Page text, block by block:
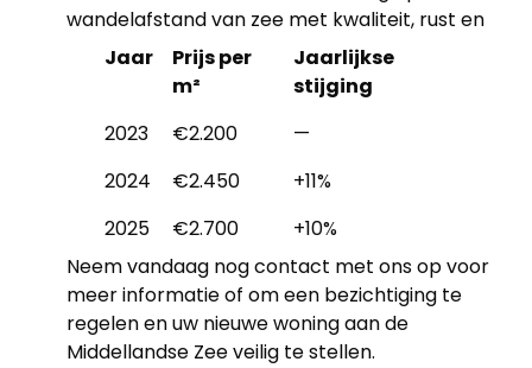
wandelafstand van zee met kwaliteit, rust en
Jaar
Prijs per
m²
Jaarlijkse
stijging
2023
€2.200
—
2024
€2.450
+11%
2025
€2.700
+10%
Neem vandaag nog contact met ons op voor
meer informatie of om een bezichtiging te
regelen en uw nieuwe woning aan de
Middellandse Zee veilig te stellen.